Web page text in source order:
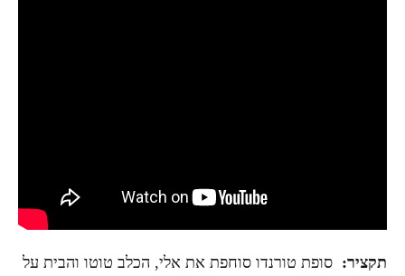
תקציר: סופת טורנדו סוחפת את אלי, הכלב טוטו והבית על